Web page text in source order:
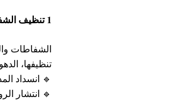
1️ تنظيف الشفاطات والمداخن – تهوية سليمة بدون دهون
الشفاطات
تنظيفها،
🔹 انسداد
🔹 انتشار